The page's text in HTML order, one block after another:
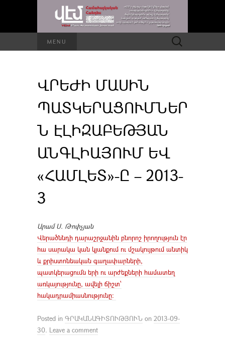
MENU Որոնել՝
ՎՐԵԺԻ ՄԱՍԻՆ
ՊԱՏԿԵՐԱՑՈՒՄՆԵՐ
Ն ԷԼԻԶԱԲԵԹՅԱՆ
ԱՆԳԼԻԱՅՈՒՄ ԵՎ
«ՀԱՄԼԵՏ»-Ը – 2013-
3
Արամ Ս. Թոփչյան
Վերածննդի դարաշրջանին բնորոշ իրողություն էր
հա սարակա կան կյանքում ու մշակույթում անտիկ
և քրիստոնեական գաղափարների,
պատկերացումն երի ու արժեքների համատեղ
առկայությունը, ավելի ճիշտ՝
հակադրամիասնությունը:
Posted in ԳՐԱԿԱՆԱԳԻՏՈՒԹՅՈՒՆ on 2013-09-
30. Leave a comment